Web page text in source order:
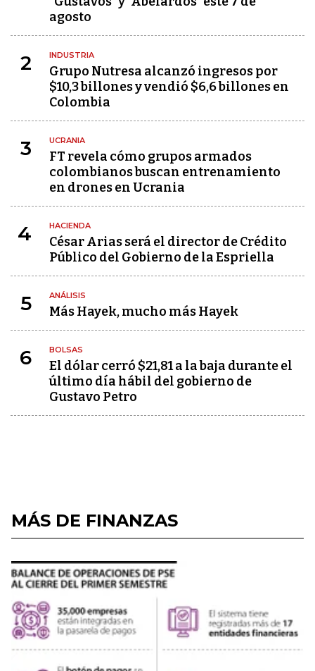
agosto
2 INDUSTRIA
Grupo Nutresa alcanzó ingresos por
$10,3 billones y vendió $6,6 billones en
Colombia
3 UCRANIA
FT revela cómo grupos armados
colombianos buscan entrenamiento
en drones en Ucrania
4 HACIENDA
César Arias será el director de Crédito
Público del Gobierno de la Espriella
5 ANÁLISIS
Más Hayek, mucho más Hayek
6 BOLSAS
El dólar cerró $21,81 a la baja durante el
último día hábil del gobierno de
Gustavo Petro
MÁS DE FINANZAS